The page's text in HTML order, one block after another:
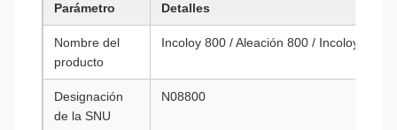
Parámetro Detalles
Nombre del
producto
Incoloy 800 / Aleación 800 / Incoloy® 800
Designación
de la SNU
N08800